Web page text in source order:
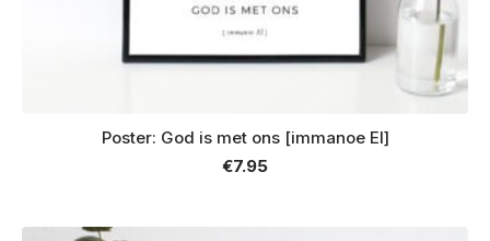
Poster: God is met ons [immanoe El]
€7.95